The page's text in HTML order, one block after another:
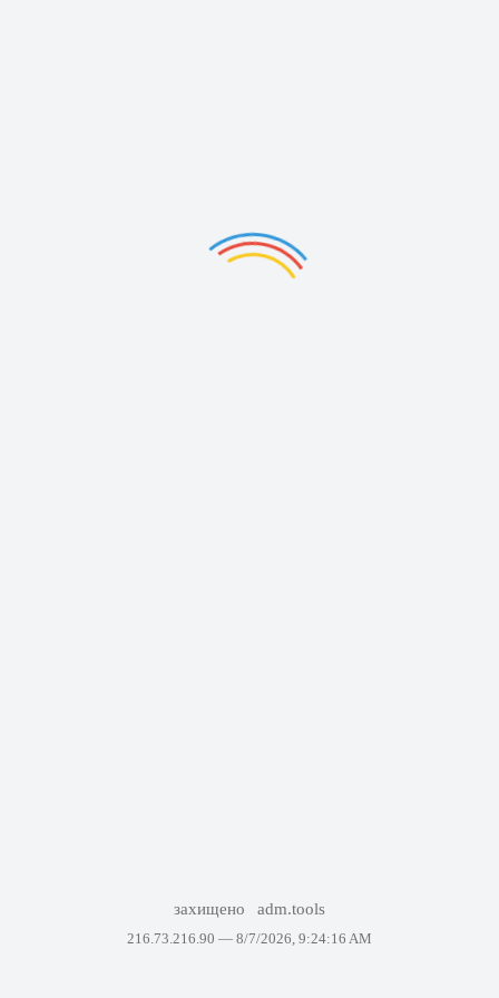
захищено adm.tools
216.73.216.90 — 8/7/2026, 9:24:16 AM